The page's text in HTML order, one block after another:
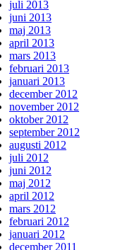
juli 2013
juni 2013
maj 2013
april 2013
mars 2013
februari 2013
januari 2013
december 2012
november 2012
oktober 2012
september 2012
augusti 2012
juli 2012
juni 2012
maj 2012
april 2012
mars 2012
februari 2012
januari 2012
december 2011